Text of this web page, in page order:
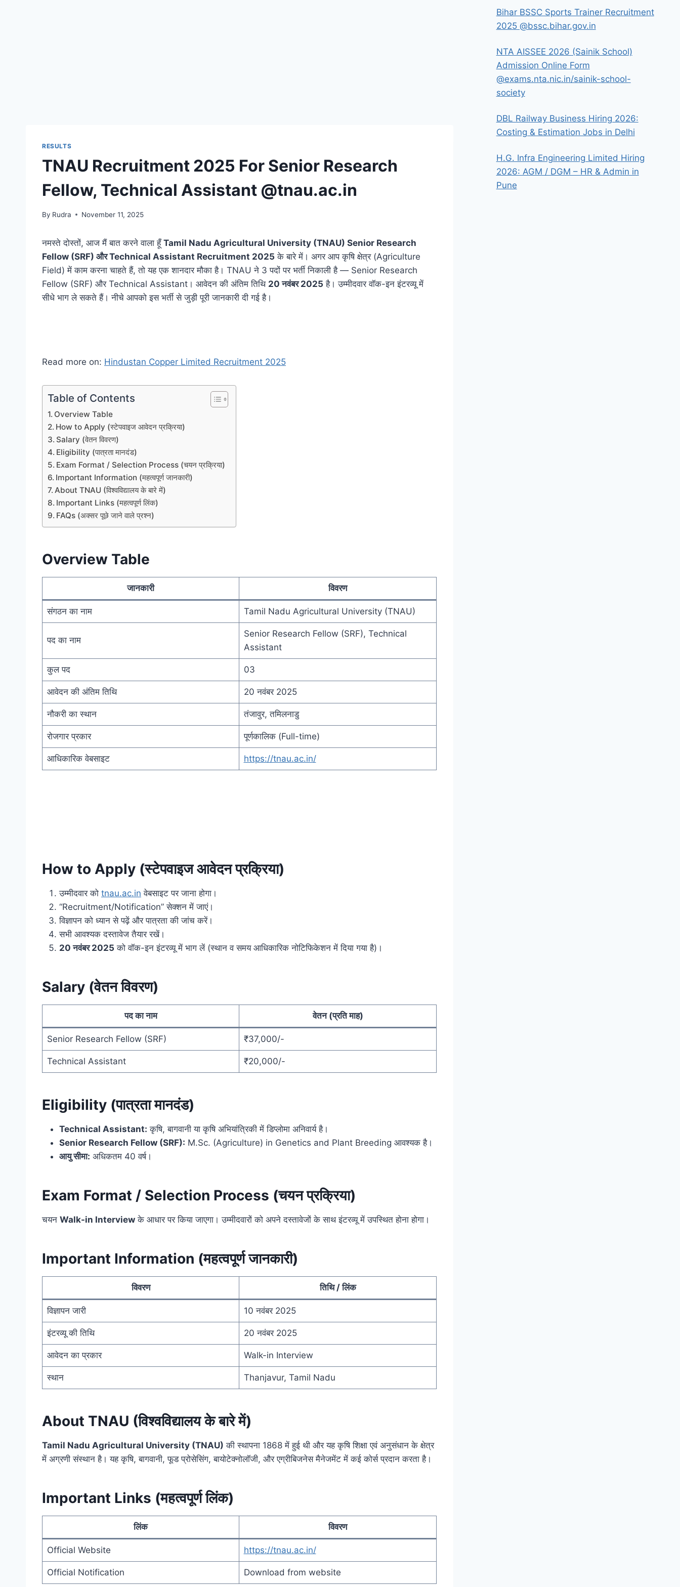
RESULTS
TNAU Recruitment 2025 For Senior Research
Fellow, Technical Assistant @tnau.ac.in
By Rudra November 11, 2025
नमस्ते दोस्तों, आज मैं बात करने वाला हूँTamil Nadu Agricultural University (TNAU) Senior Research
Fellow (SRF) और Technical Assistant Recruitment 2025 के बारे में। अगर आप कृषि क्षेत्र (Agriculture
Field) में काम करना चाहते हैं, तो यह एक शानदार मौका है। TNAU ने 3 पदों पर भर्ती निकाली है — Senior Research
Fellow (SRF) और Technical Assistant। आवेदन की अंतिम तिथि 20 नवंबर 2025 है। उम्मीदवार वॉक-इन इंटरव्यू में
सीधे भाग ले सकते हैं। नीचे आपको इस भर्ती से जुड़ी पूरी जानकारी दी गई है।
Read more on: Hindustan Copper Limited Recruitment 2025
Table of Contents
Overview Table
How to Apply (स्टेपवाइज आवेदन प्रक्रिया)
Salary (वेतन विवरण)
Eligibility (पात्रता मानदंड)
Exam Format / Selection Process (चयन प्रक्रिया)
Important Information (महत्वपूर्ण जानकारी)
About TNAU (विश्वविद्यालय के बारे में)
Important Links (महत्वपूर्ण लिंक)
FAQs (अक्सर पूछे जाने वाले प्रश्न)
Overview Table
जानकारी विवरण
संगठन का नाम Tamil Nadu Agricultural University (TNAU)
पद का नाम
Senior Research Fellow (SRF), Technical
Assistant
कुल पद 03
आवेदन की अंतिम तिथि 20 नवंबर 2025
नौकरी का स्थान तंजावुर, तमिलनाडु
रोजगार प्रकार पूर्णकालिक (Full-time)
आधिकारिक वेबसाइट https://tnau.ac.in/
How to Apply (स्टेपवाइज आवेदन प्रक्रिया)
उम्मीदवार को tnau.ac.in वेबसाइट पर जाना होगा।
“Recruitment/Notification” सेक्शन में जाएं।
विज्ञापन को ध्यान से पढ़ें और पात्रता की जांच करें।
सभी आवश्यक दस्तावेज तैयार रखें।
20 नवंबर 2025 को वॉक-इन इंटरव्यू में भाग लें (स्थान व समय आधिकारिक नोटिफिकेशन में दिया गया है)।
Salary (वेतन विवरण)
पद का नाम वेतन (प्रति माह)
Senior Research Fellow (SRF) ₹37,000/-
Technical Assistant ₹20,000/-
Eligibility (पात्रता मानदंड)
Technical Assistant: कृषि, बागवानी या कृषि अभियांत्रिकी में डिप्लोमा अनिवार्य है।
Senior Research Fellow (SRF): M.Sc. (Agriculture) in Genetics and Plant Breeding आवश्यक है।
आयु सीमा: अधिकतम 40 वर्ष।
Exam Format / Selection Process (चयन प्रक्रिया)
चयन Walk-in Interview के आधार पर किया जाएगा। उम्मीदवारों को अपने दस्तावेजों के साथ इंटरव्यू में उपस्थित होना होगा।
Important Information (महत्वपूर्ण जानकारी)
विवरण तिथि / लिंक
विज्ञापन जारी 10 नवंबर 2025
इंटरव्यू की तिथि 20 नवंबर 2025
आवेदन का प्रकार Walk-in Interview
स्थान Thanjavur, Tamil Nadu
About TNAU (विश्वविद्यालय के बारे में)
Tamil Nadu Agricultural University (TNAU) की स्थापना 1868 में हुई थी और यह कृषि शिक्षा एवं अनुसंधान के क्षेत्र
में अग्रणी संस्थान है। यह कृषि, बागवानी, फूड प्रोसेसिंग, बायोटेक्नोलॉजी, और एग्रीबिजनेस मैनेजमेंट में कई कोर्स प्रदान करता है।
Important Links (महत्वपूर्ण लिंक)
लिंक विवरण
Official Website https://tnau.ac.in/
Official Notification Download from website
Bihar BSSC Sports Trainer Recruitment
2025 @bssc.bihar.gov.in
NTA AISSEE 2026 (Sainik School)
Admission Online Form
@exams.nta.nic.in/sainik-school-
society
DBL Railway Business Hiring 2026:
Costing & Estimation Jobs in Delhi
H.G. Infra Engineering Limited Hiring
2026: AGM / DGM – HR & Admin in
Pune